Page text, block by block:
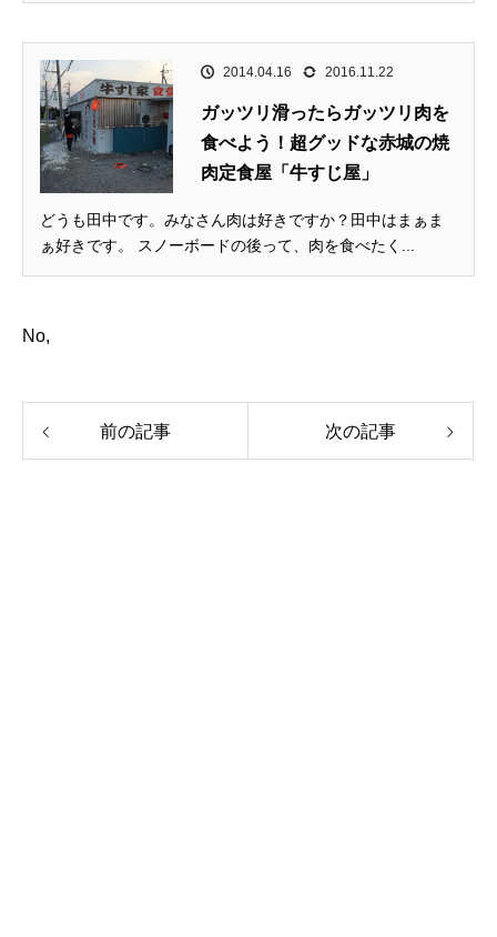
2014.04.16 2016.11.22
ガッツリ滑ったらガッツリ肉を
食べよう！超グッドな赤城の焼
肉定食屋「牛すじ屋」
どうも田中です。みなさん肉は好きですか？田中はまぁま
ぁ好きです。 スノーボードの後って、肉を食べたく...
No,
前の記事 次の記事